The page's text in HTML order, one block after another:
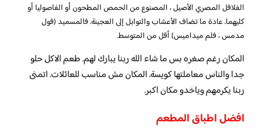
الفلافل المصري الأصيل ، المصنوع من الحمص المطحون أو الفاصوليا أو
كليهما. عادة ما تضاف الأعشاب والتوابل إلى العجينة. فالمسميد (فول
مدمس ، فلم ميداميس) أقل من المتوسط.
المكان رغم صغره بس ما شاء الله ربنا يبارك لهم. طعم الاكل حلو
جدا والناس معاملتها كويسة. المكان مش مناسب للعائلات. اتمنى
ربنا يكرمهم وياخدو مكان اكبر.
افضل اطباق المطعم